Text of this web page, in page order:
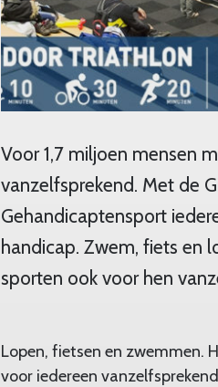
Voor 1,7 miljoen mensen
vanzelfsprekend. Met de
Gehandicaptensport
handicap. Zwem, fiets en
sporten ook voor hen
Lopen, fietsen en zwemmen.
voor iedereen